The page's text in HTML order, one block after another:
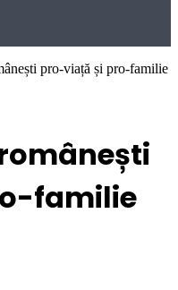
pro-viață și pro-familie
familie